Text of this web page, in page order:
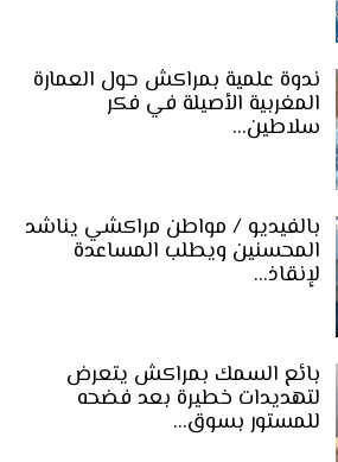
ندوة علمية بمراكش حول العمارة
المغربية الأصيلة في فكر
سلاطين…
بالفيديو / مواطن مراكشي يناشد
المحسنين ويطلب المساعدة
لإنقاذ…
بائع السمك بمراكش يتعرض
لتهديدات خطيرة بعد فضحه
للمستور بسوق…